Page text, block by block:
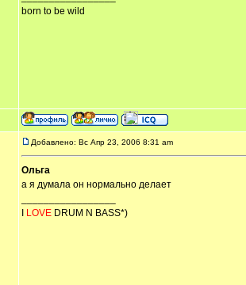
born to be wild
Добавлено: Вс Апр 23, 2006 8:31 am
Ольга
а я думала он нормально делает
LOVE DRUM N BASS*)